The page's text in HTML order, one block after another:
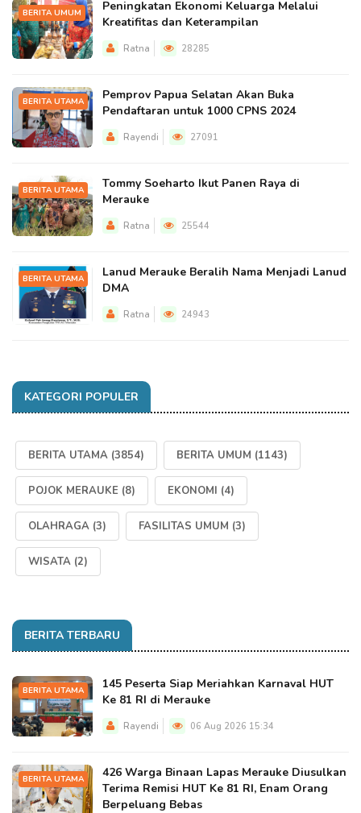
BERITA UMUM
Peningkatan Ekonomi Keluarga Melalui
Kreatifitas dan Keterampilan
Ratna 28285
BERITA UTAMA
Pemprov Papua Selatan Akan Buka
Pendaftaran untuk 1000 CPNS 2024
Rayendi 27091
BERITA UTAMA
Tommy Soeharto Ikut Panen Raya di
Merauke
Ratna 25544
BERITA UTAMA
Lanud Merauke Beralih Nama Menjadi Lanud
DMA
Ratna 24943
KATEGORI POPULER
BERITA UTAMA (3854) BERITA UMUM (1143)
POJOK MERAUKE (8) EKONOMI (4)
OLAHRAGA (3) FASILITAS UMUM (3)
WISATA (2)
BERITA TERBARU
BERITA UTAMA
145 Peserta Siap Meriahkan Karnaval HUT
Ke 81 RI di Merauke
Rayendi 06 Aug 2026 15:34
BERITA UTAMA
426 Warga Binaan Lapas Merauke Diusulkan
Terima Remisi HUT Ke 81 RI, Enam Orang
Berpeluang Bebas